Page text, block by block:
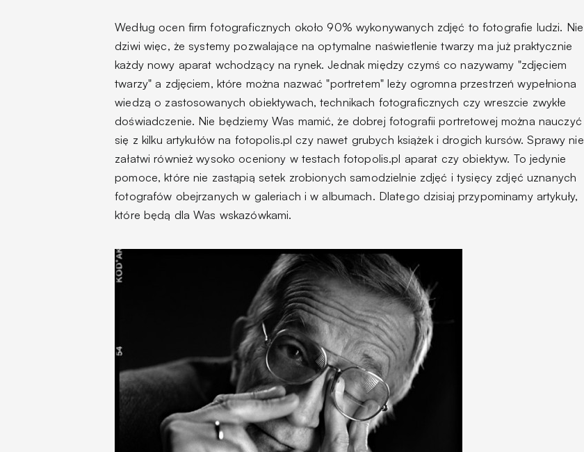
Według ocen firm fotograficznych około 90% wykonywanych zdjęć to fotografie ludzi. Nie
dziwi więc, że systemy pozwalające na optymalne naświetlenie twarzy ma już praktycznie
każdy nowy aparat wchodzący na rynek. Jednak między czymś co nazywamy "zdjęciem
twarzy" a zdjęciem, które można nazwać "portretem" leży ogromna przestrzeń wypełniona
wiedzą o zastosowanych obiektywach, technikach fotograficznych czy wreszcie zwykłe
doświadczenie. Nie będziemy Was mamić, że dobrej fotografii portretowej można nauczyć
się z kilku artykułów na fotopolis.pl czy nawet grubych książek i drogich kursów. Sprawy nie
załatwi również wysoko oceniony w testach fotopolis.pl aparat czy obiektyw. To jedynie
pomoce, które nie zastąpią setek zrobionych samodzielnie zdjęć i tysięcy zdjęć uznanych
fotografów obejrzanych w galeriach i w albumach. Dlatego dzisiaj przypominamy artykuły,
które będą dla Was wskazówkami.